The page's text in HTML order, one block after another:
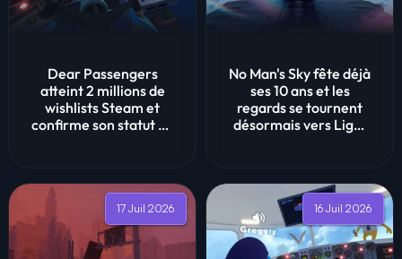
Dear Passengers
atteint 2 millions de
wishlists Steam et
confirme son statut de
No Man's Sky fête déjà
ses 10 ans et les
regards se tournent
désormais vers Light
17 Juil 2026 16 Juil 2026